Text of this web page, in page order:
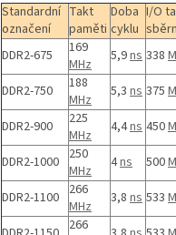
Standardní
označení
Takt
paměti
Doba
cyklu
I/O
DDR2-675
169
MHz
5,9ns 338
DDR2-750
188
MHz
5,3 ns 375
DDR2-900
225
MHz
4,4ns 450
DDR2-1000 250
MHz
4ns 500
DDR2-1100 266
MHz
3,8 ns 533
266